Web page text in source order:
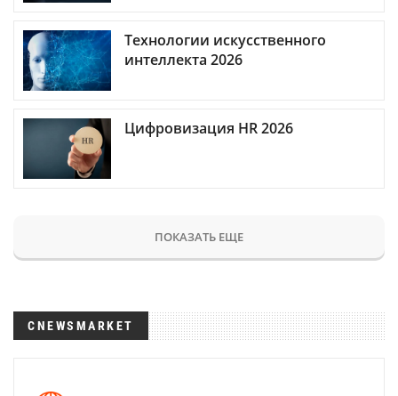
Технологии искусственного
интеллекта 2026
Цифровизация HR 2026
ПОКАЗАТЬ ЕЩЕ
CNEWSMARKET